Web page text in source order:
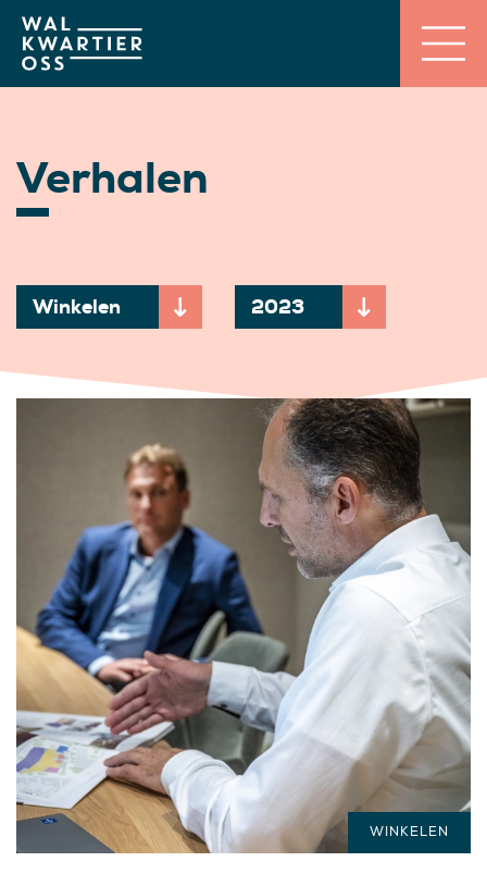
Verhalen
Momenteel gekozen onderwerp:
Winkelen
Momenteel gekozen
2023
WINKELEN